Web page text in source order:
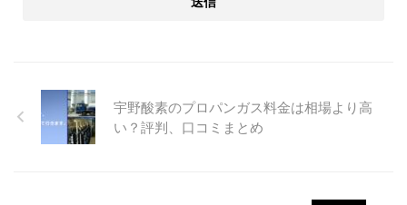
宇野酸素のプロパンガス料金は相場より高
い？評判、口コミまとめ